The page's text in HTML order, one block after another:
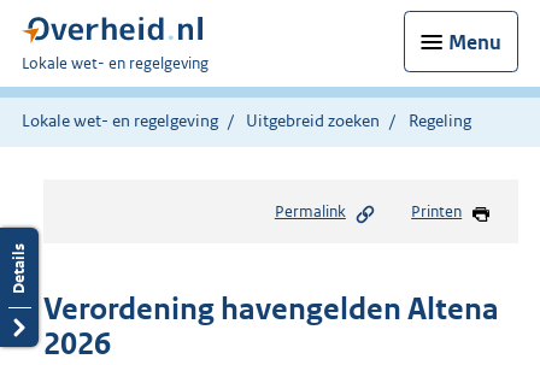
Menu
U
bent
hier:
Lokale wet- en regelgeving
Lokale wet- en regelgeving Uitgebreid zoeken Regeling
Permalink Printen
Verordening havengelden Altena
2026